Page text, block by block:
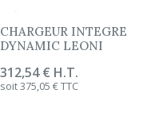
CHARGEUR INTEGRE
DYNAMIC LEONI
Prix
312,54 € H.T.
soit 375,05 € TTC